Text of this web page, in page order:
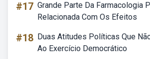
#17 Grande Parte Da Farmacologia
Relacionada Com Os Efeitos
#18 Duas Atitudes Políticas Que
Ao Exercício Democrático